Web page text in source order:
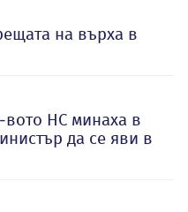
на върха в
вото НС минаха в
да се яви в